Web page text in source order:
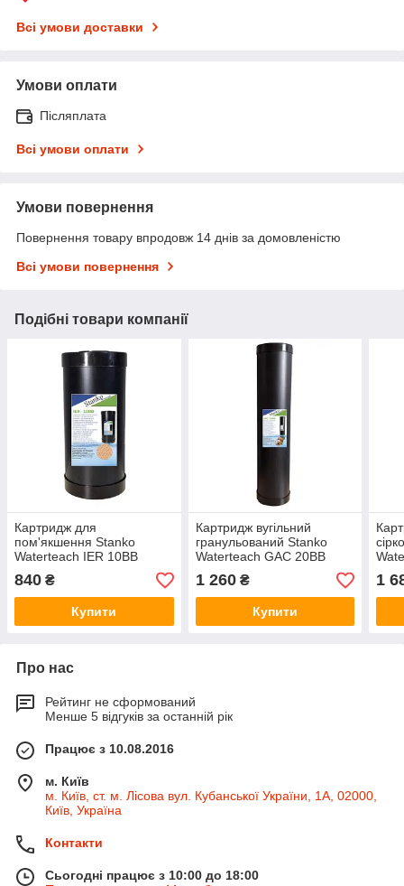
Всі умови доставки
Умови оплати
Післяплата
Всі умови оплати
Умови повернення
Повернення товару впродовж 14 днів за домовленістю
Всі умови повернення
Подібні товари компанії
Картридж для
пом'якшення Stanko
Waterteach IER 10BB
840 ₴
Купити
Картридж вугільний
гранульований Stanko
Waterteach GAC 20BB
1 260₴
Купити
1
Про нас
Рейтинг не сформований
Менше 5 відгуків за останній рік
Працює з 10.08.2016
м. Київ
м. Київ, ст. м. Лісова вул. Кубанської України, 1А, 02000,
Київ, Україна
Контакти
Сьогодні працює з 10:00 до 18:00